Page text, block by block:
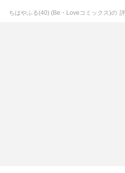
ちはやふる(40) (Be・Loveコミックス)の